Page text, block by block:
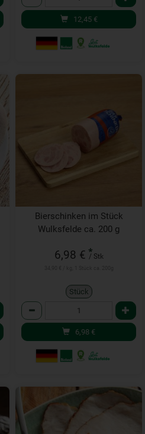
12,45 €
Bierschinken im Stück
Wulksfelde ca. 200 g
6,98 € *
/ Stk
Stück
Anzahl
6,98 €